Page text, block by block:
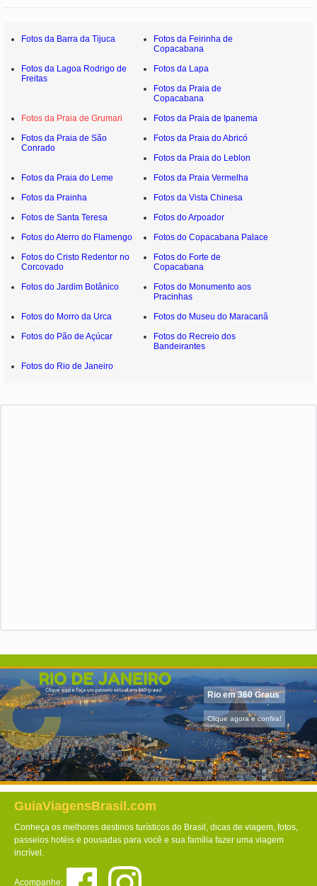
Fotos da Barra da Tijuca
Fotos da Feirinha de
Copacabana
Fotos da Lagoa Rodrigo de
Freitas
Fotos da Lapa
Fotos da Praia de
Copacabana
Fotos da Praia de Grumari
Fotos da Praia de Ipanema
Fotos da Praia de São
Conrado
Fotos da Praia do Abricó
Fotos da Praia do Leblon
Fotos da Praia do Leme
Fotos da Praia Vermelha
Fotos da Prainha
Fotos da Vista Chinesa
Fotos de Santa Teresa
Fotos do Arpoador
Fotos do Aterro do Flamengo
Fotos do Copacabana Palace
Fotos do Cristo Redentor no
Corcovado
Fotos do Forte de
Copacabana
Fotos do Jardim Botânico
Fotos do Monumento aos
Pracinhas
Fotos do Morro da Urca
Fotos do Museu do Maracanã
Fotos do Pão de Açúcar
Fotos do Recreio dos
Bandeirantes
Fotos do Rio de Janeiro
Rio em 360 Graus
Clique agora e confira!
GuiaViagensBrasil.com
Conheça os melhores destinos turísticos do Brasil, dicas de viagem, fotos,
passeios hotéis e pousadas para você e sua família fazer uma viagem
incrível.
Acompanhe: